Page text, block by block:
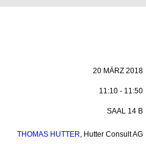
20 MÄRZ 2018
11:10 - 11:50
SAAL 14 B
THOMAS HUTTER, Hutter Consult AG